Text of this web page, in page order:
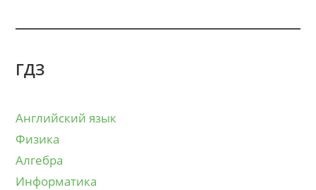
ГДЗ
Английский язык
Физика
Алгебра
Информатика